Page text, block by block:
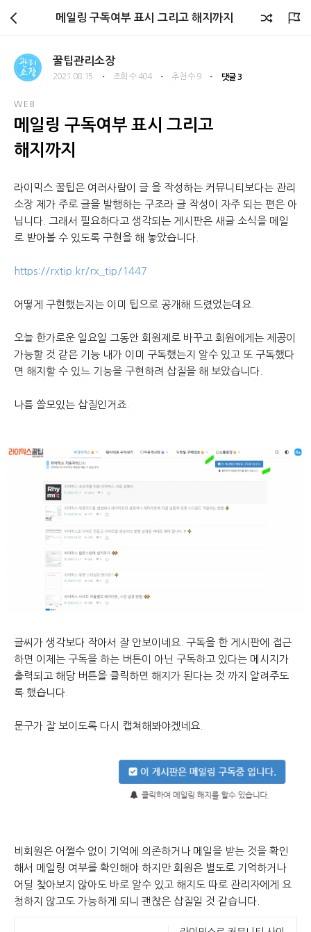
관리소장 블로그
메일링 구독여부 표시 그리고 해지까지
꿀팁관리소장
2021.08.15 ・ 조회 수 404 ・ 추천 수 9 ・ 댓글 3
WEB
메일링 구독여부 표시 그리고
해지까지
라이믹스 꿀팁은 여러사람이 글 을 작성하는 커뮤니티보다는 관리
소장 제가 주로 글을 발행하는 구조라 글 작성이 자주 되는 편은 아
닙니다. 그래서 필요하다고 생각되는 게시판은 새글 소식을 메일
로 받아볼 수 있도록 구현을 해 놓았습니다.
https://rxtip.kr/rx_tip/1447
어떻게 구현했는지는 이미 팁으로 공개해 드렸었는데요.
오늘 한가로운 일요일 그동안 회원제로 바꾸고 회원에게는 제공이
가능할 것 같은 기능 내가 이미 구독했는지 알수 있고 또 구독했다
면 해지할 수 있느 기능을 구현하려 삽질을 해 보았습니다.
나름 쓸모있는 삽질인거죠.
글씨가 생각보다 작아서 잘 안보이네요. 구독을 한 게시판에 접근
하면 이제는 구독을 하는 버튼이 아닌 구독하고 있다는 메시지가
출력되고 해당 버튼을 클릭하면 해지가 된다는 것 까지 알려주도
록 했습니다.
문구가 잘 보이도록 다시 캡쳐해봐야겠네요.
비회원은 어쩔수 없이 기억에 의존하거나 메일을 받는 것을 확인
해서 메일링 여부를 확인해야 하지만 회원은 별도로 기억하거나
어딜 찾아보지 않아도 바로 알수 있고 해지도 따로 관리자에게 요
청하지 않고도 가능하게 되니 괜찮은 삽질일 것 같습니다.